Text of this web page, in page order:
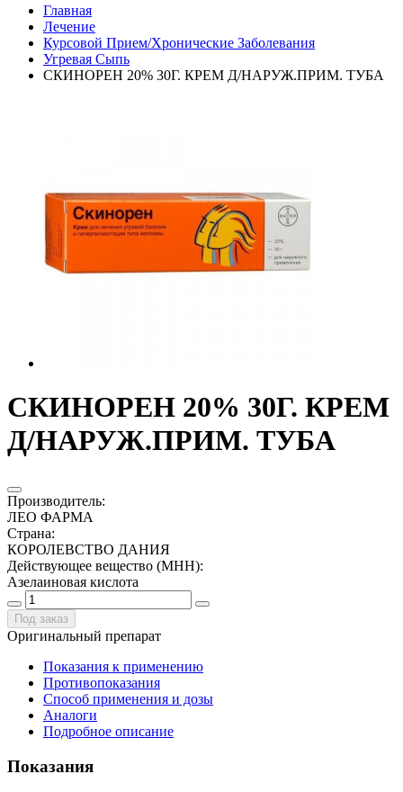
Главная
Лечение
Курсовой Прием/Хронические Заболевания
Угревая Сыпь
СКИНОРЕН 20% 30Г. КРЕМ Д/НАРУЖ.ПРИМ. ТУБА
СКИНОРЕН 20% 30Г. КРЕМ
Д/НАРУЖ.ПРИМ. ТУБА
Производитель:
ЛЕО ФАРМА
Страна:
КОРОЛЕВСТВО ДАНИЯ
Действующее вещество (МНН):
Азелаиновая кислота
Под заказ
Оригинальный препарат
Показания к применению
Противопоказания
Способ применения и дозы
Аналоги
Подробное описание
Показания